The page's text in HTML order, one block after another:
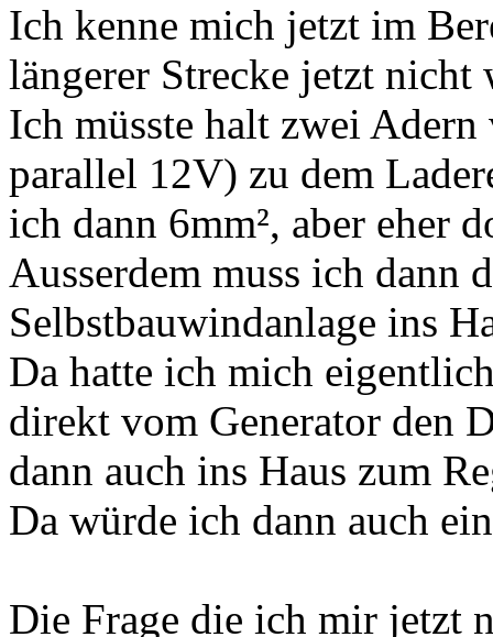
Ich kenne mich jetzt im
längerer Strecke jetzt
Ich müsste halt zwei
parallel 12V) zu dem
ich dann 6mm², aber eher
Ausserdem muss ich dann
Selbstbauwindanlage ins
Da hatte ich mich
direkt vom Generator den
dann auch ins Haus zum
Da würde ich dann auch
Die Frage die ich mir jetzt